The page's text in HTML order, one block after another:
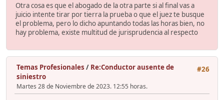
Otra cosa es que el abogado de la otra parte si al final vas a
juicio intente tirar por tierra la prueba o que el juez te busque
el problema, pero lo dicho apuntando todas las horas bien, no
hay problema, existe multitud de jurisprudencia al respecto
#26
Temas Profesionales / Re:Conductor ausente de
siniestro
Martes 28 de Noviembre de 2023. 12:55 horas.